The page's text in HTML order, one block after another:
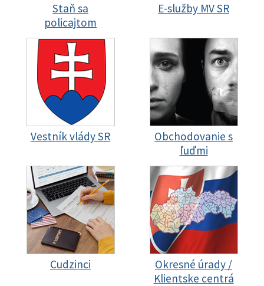
Staň sa
policajtom
E-služby MV SR
Vestník vlády SR
Obchodovanie s
ľuďmi
Cudzinci
Okresné úrady /
Klientske centrá